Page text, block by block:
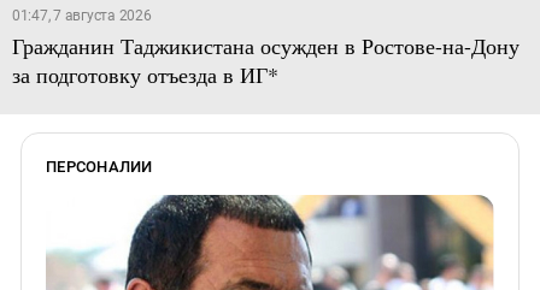
01:47, 7 августа 2026
Гражданин Таджикистана осужден в Ростове-на-Дону
за подготовку отъезда в ИГ*
ПЕРСОНАЛИИ